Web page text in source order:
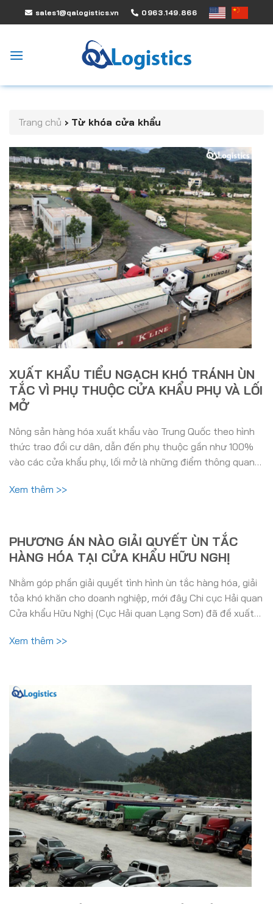
to
sales1@qalogistics.vn 0963.149.866
Trang chủ › Từ khóa cửa khẩu
XUẤT KHẨU TIỂU NGẠCH KHÓ TRÁNH ÙN
TẮC VÌ PHỤ THUỘC CỬA KHẨU PHỤ VÀ LỐI
MỞ
Nông sản hàng hóa xuất khẩu vào Trung Quốc theo hình
thức trao đổi cư dân, dẫn đến phụ thuộc gần như 100%
vào các cửa khẩu phụ, lối mở là những điểm thông quan…
Xem thêm >>
PHƯƠNG ÁN NÀO GIẢI QUYẾT ÙN TẮC
HÀNG HÓA TẠI CỬA KHẨU HỮU NGHỊ
Nhằm góp phần giải quyết tình hình ùn tắc hàng hóa, giải
tỏa khó khăn cho doanh nghiệp, mới đây Chi cục Hải quan
Cửa khẩu Hữu Nghị (Cục Hải quan Lạng Sơn) đã đề xuất…
Xem thêm >>